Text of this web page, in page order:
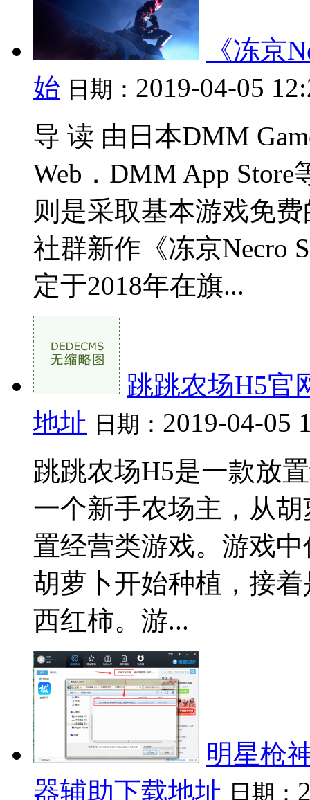
《冻京
始 日期： 2019-04-05
导 读 由日本DMM
Web．DMM App
则是采取基本游戏免
社群新作《冻京Necro
定于2018年在旗...
跳跳农场H5官
地址 日期： 2019-04-05
跳跳农场H5是一款放
一个新手农场主，从
置经营类游戏。游戏
胡萝卜开始种植，接
西红柿。游...
明星枪
器辅助下载地址 日期：